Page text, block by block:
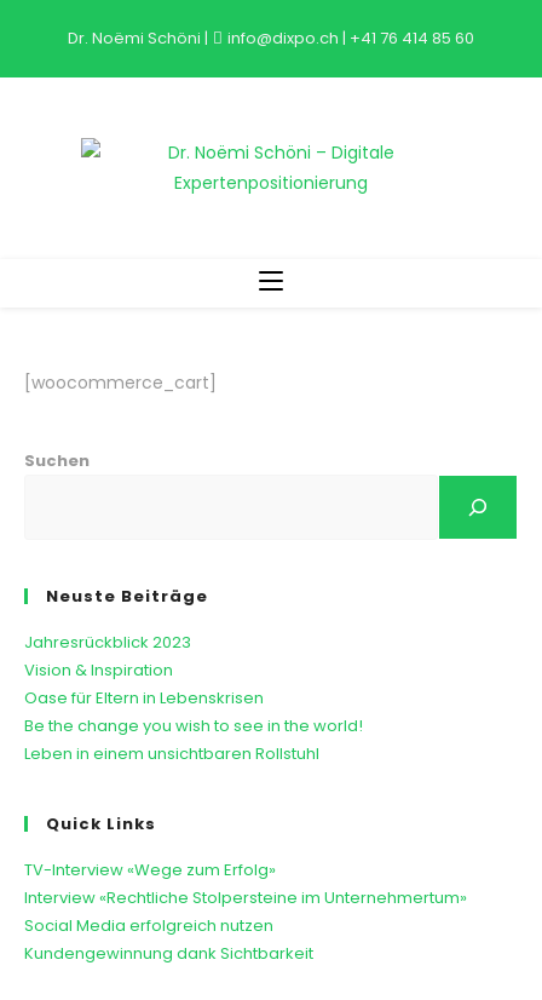
springen
Dr. Noëmi Schöni | info@dixpo.ch | +41 76 414 85 60
[woocommerce_cart]
Suchen
Neuste Beiträge
Jahresrückblick 2023
Vision & Inspiration
Oase für Eltern in Lebenskrisen
Be the change you wish to see in the world!
Leben in einem unsichtbaren Rollstuhl
Quick Links
TV-Interview «Wege zum Erfolg»
Interview «Rechtliche Stolpersteine im Unternehmertum»
Social Media erfolgreich nutzen
Kundengewinnung dank Sichtbarkeit